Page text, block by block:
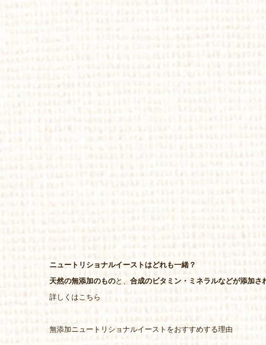
ニュートリショナルイーストはどれも一緒？
天然の無添加のものと、 合成のビタミン・ミネラルなどが添加さ
詳しくはこちら
無添加ニュートリショナルイーストをおすすめする理由